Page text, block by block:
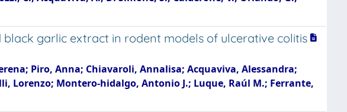
garlic extract in rodent models of ulcerative colitis
Piro, Anna; Chiavaroli, Annalisa; Acquaviva, Alessandra;
Lorenzo; Montero‐hidalgo, Antonio J.; Luque, Raúl M.; Ferrante,